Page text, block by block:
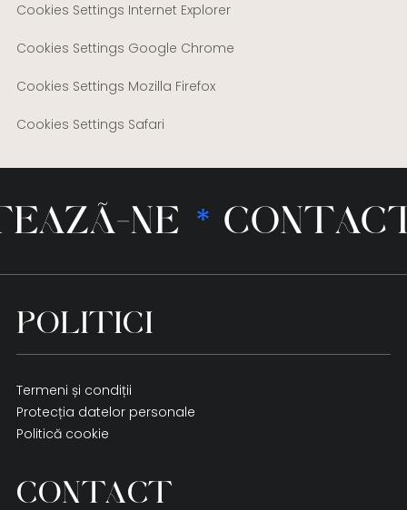
Cookies Settings Internet Explorer
Cookies Settings Google Chrome
Cookies Settings Mozilla Firefox
Cookies Settings Safari
NE*
POLITICI
Termeni și condiții
Protecția datelor personale
Politică cookie
CONTACT